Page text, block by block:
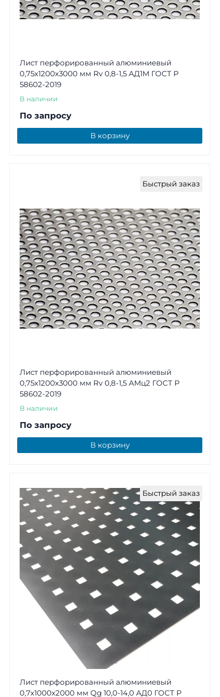
Лист перфорированный алюминиевый
0,75х1200х3000 мм Rv 0,8-1,5 АД1М ГОСТ Р
58602-2019
В наличии
По запросу
В корзину
Быстрый заказ
Лист перфорированный алюминиевый
0,75х1200х3000 мм Rv 0,8-1,5 АМц2 ГОСТ Р
58602-2019
В наличии
По запросу
В корзину
Быстрый заказ
Лист перфорированный алюминиевый
0,7х1000х2000 мм Qg 10,0-14,0 АД0 ГОСТ Р